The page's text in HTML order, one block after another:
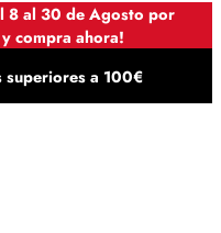
8 al 30 de Agosto por
compra ahora!
superiores a 100€